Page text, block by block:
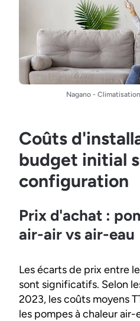
Nagano -
Coûts
budget initial
configuration
Prix d'achat :
air-air vs air-eau
Les écarts de prix entre
sont significatifs. Selon
2023, les coûts moyens
les pompes à chaleur